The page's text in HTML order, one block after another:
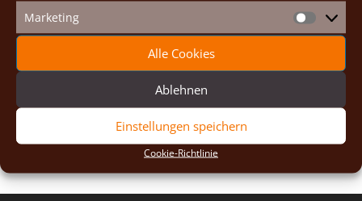
Marketing Marketing
Alle Cookies
Ablehnen
Einstellungen speichern
Cookie-Richtlinie
2023(13)
2022(9)
2020(2)